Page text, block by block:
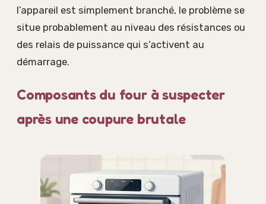
l’appareil est simplement branché, le problème se
situe probablement au niveau des résistances ou
des relais de puissance qui s’activent au
démarrage.
Composants du four à suspecter
après une coupure brutale